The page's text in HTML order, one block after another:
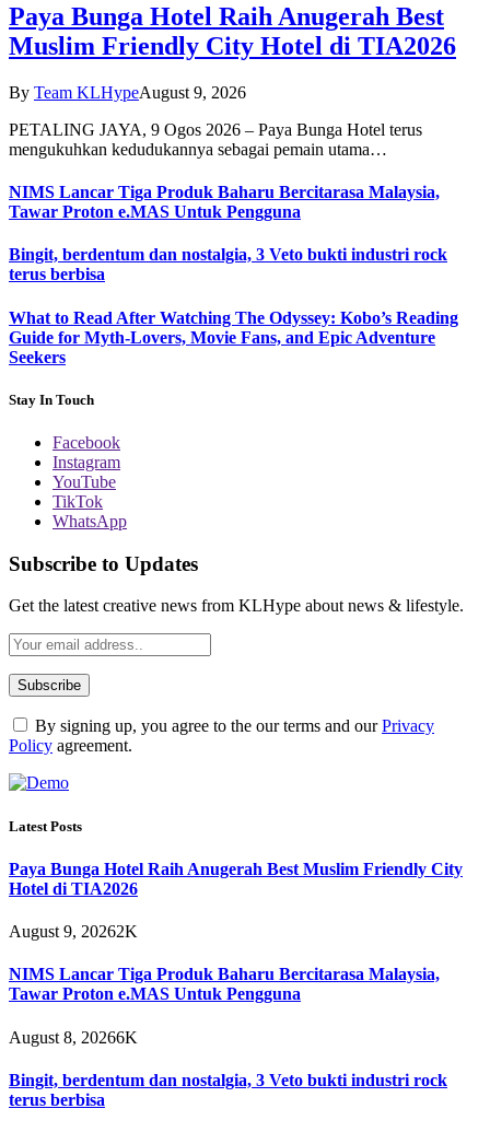
Paya Bunga Hotel Raih Anugerah Best
Muslim Friendly City Hotel di TIA2026
By Team KLHypeAugust 9, 2026
PETALING JAYA, 9 Ogos 2026 – Paya Bunga Hotel terus
mengukuhkan kedudukannya sebagai pemain utama…
NIMS Lancar Tiga Produk Baharu Bercitarasa Malaysia,
Tawar Proton e.MAS Untuk Pengguna
Bingit, berdentum dan nostalgia, 3 Veto bukti industri rock
terus berbisa
What to Read After Watching The Odyssey: Kobo’s Reading
Guide for Myth-Lovers, Movie Fans, and Epic Adventure
Seekers
Stay In Touch
Facebook
Instagram
YouTube
TikTok
WhatsApp
Subscribe to Updates
Get the latest creative news from KLHype about news & lifestyle.
By signing up, you agree to the our terms and ourPrivacy
Policy agreement.
Latest Posts
Paya Bunga Hotel Raih Anugerah Best Muslim Friendly City
Hotel di TIA2026
August 9, 20262K
NIMS Lancar Tiga Produk Baharu Bercitarasa Malaysia,
Tawar Proton e.MAS Untuk Pengguna
August 8, 20266K
Bingit, berdentum dan nostalgia, 3 Veto bukti industri rock
terus berbisa